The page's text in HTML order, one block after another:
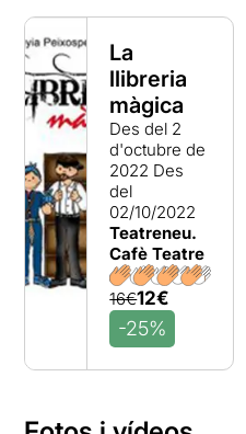
La
llibreria
màgica
Des del 2
d'octubre de
2022 Des
del
02/10/2022
Teatreneu.
Cafè Teatre
16€12€
-25%